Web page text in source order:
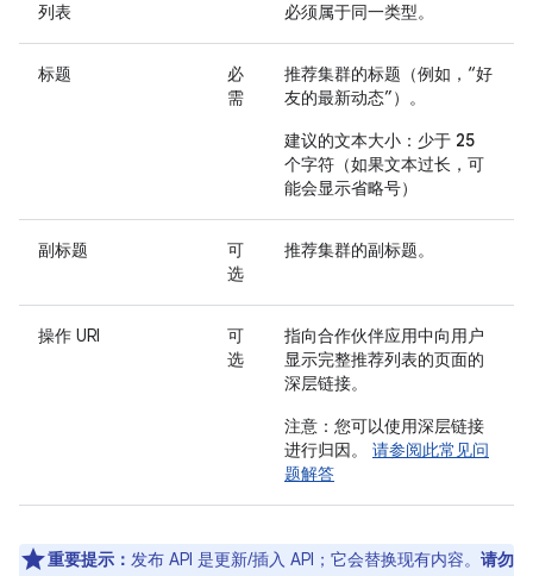
列表
必须属于同一类型。
标题
必
需
推荐集群的标题（例如，“好
友的最新动态”）。
建议的文本大小：少于 25
个字符 （如果文本过长，可
能会显示省略号）
副标题
可
选
推荐集群的副标题。
操作 URI
可
选
指向合作伙伴应用中向用户
显示完整推荐列表的页面的
深层链接。
注意：您可以使用深层链接
进行归因。 请参阅此常见问
题解答
重要提示： 发布 API 是更新/插入 API；它会替换现有内容。 请勿